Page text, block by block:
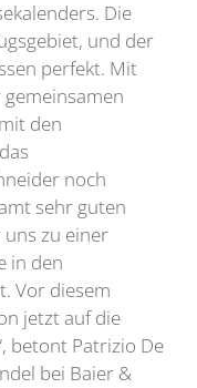
Die
und der
perfekt. Mit
den
noch
sehr guten
zu einer
in den
Vor diesem
jetzt auf die
betont Patrizio De
bei Baier &